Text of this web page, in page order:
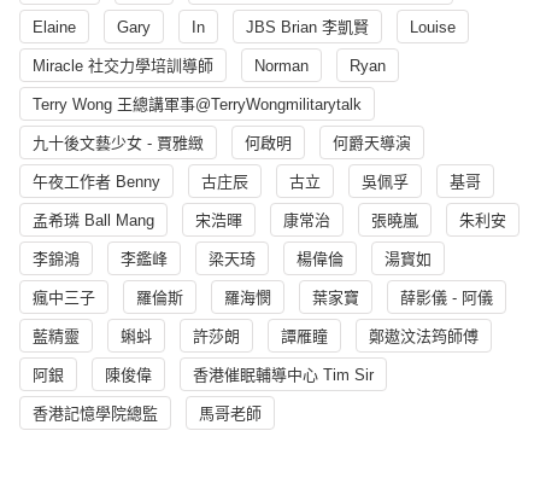
Elaine Gary In JBS Brian 李凱賢 Louise
Miracle 社交力學培訓導師 Norman Ryan
Terry Wong 王總講軍事@TerryWongmilitarytalk
九十後文藝少女 - 賈雅緻 何啟明 何爵天導演
午夜工作者 Benny 古庄辰 古立 吳佩孚 基哥
孟希璘 Ball Mang 宋浩暉 康常治 張曉嵐 朱利安
李錦鴻 李鑑峰 梁天琦 楊偉倫 湯寳如
瘋中三子 羅倫斯 羅海憫 葉家寶 薛影儀 - 阿儀
藍精靈 蝌蚪 許莎朗 譚雁瞳 鄭遨汶法筠師傅
阿銀 陳俊偉 香港催眠輔導中心 Tim Sir
香港記憶學院總監 馬哥老師